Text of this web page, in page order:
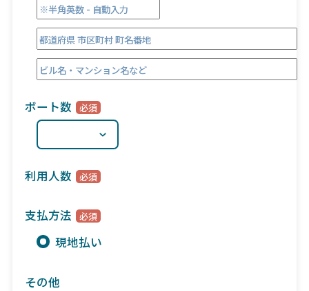
ボート数
利用人数
支払方法
現地払い
その他